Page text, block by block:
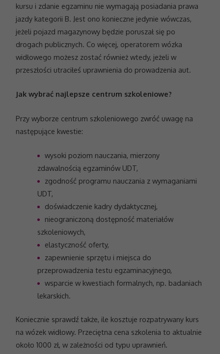
kursu i zdanie egzaminu nie wymagają posiadania prawa
jazdy kategorii B. Jest ono konieczne jedynie wówczas,
jeżeli pojazd magazynowy będzie poruszał się po
drogach publicznych. Co więcej, operatorem wózka
widłowego możesz zostać również wtedy, jeżeli w
przeszłości utraciłeś uprawnienia do prowadzenia aut.
Jak wybrać najlepsze centrum szkoleniowe?
Przy wyborze centrum szkoleniowego zwróć uwagę na
następujące kwestie:
wysoki poziom nauczania, mierzony
zdawalnością egzaminów UDT,
zgodność programu nauczania z wymaganiami
UDT,
doświadczenie kadry dydaktycznej,
nieograniczoną dostępność materiałów
szkoleniowych,
elastyczność oferty,
zapewnienie sprzętu i miejsca do
przeprowadzenia testu egzaminacyjnego,
wsparcie w kwestiach formalnych, np. badaniach
lekarskich.
Koniecznie sprawdź także, ile kosztuje rozpatrywany kurs
na wózek widłowy. Przeciętna cena szkolenia to aktualnie
około 1000 zł, w zależności od typu uprawnień.
nie są
opcjonalne. Są
one potrzebne
do
Statystyka